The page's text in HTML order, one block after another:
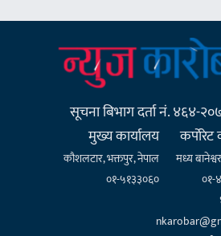
सूचना बिभाग दर्ता नं. ४६४-
मुख्य कार्यालय
कौशलटार, भक्तपुर, नेपाल
०१-५१३३०६०
कर्पाेरेट
मध्य
०१-